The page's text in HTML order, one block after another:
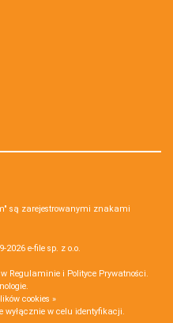
są zarejestrowanymi znakami
2026 e-file sp. z o.o.
Regulaminie i Polityce Prywatności.
.
cookies »
wyłącznie w celu identyfikacji.